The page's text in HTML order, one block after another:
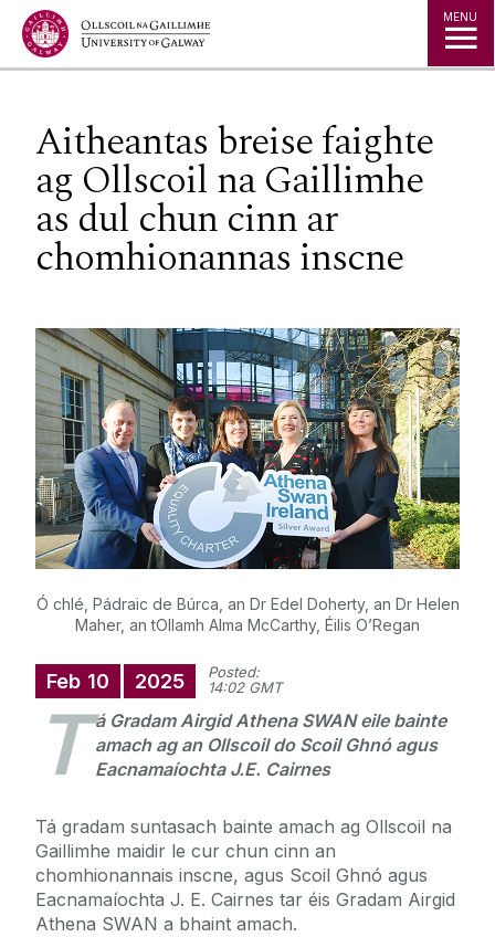
Jump to Content MENU
Aitheantas breise faighte
ag Ollscoil na Gaillimhe
as dul chun cinn ar
chomhionannas inscne
Ó chlé, Pádraic de Búrca, an Dr Edel Doherty, an Dr Helen
Maher, an tOllamh Alma McCarthy, Éilis O’Regan
Feb 10 2025
Posted:
14:02 GMT
T á Gradam Airgid Athena SWAN eile bainte
amach ag an Ollscoil do Scoil Ghnó agus
Eacnamaíochta J.E. Cairnes
Tá gradam suntasach bainte amach ag Ollscoil na
Gaillimhe maidir le cur chun cinn an
chomhionannais inscne, agus Scoil Ghnó agus
Eacnamaíochta J. E. Cairnes tar éis Gradam Airgid
Athena SWAN a bhaint amach.